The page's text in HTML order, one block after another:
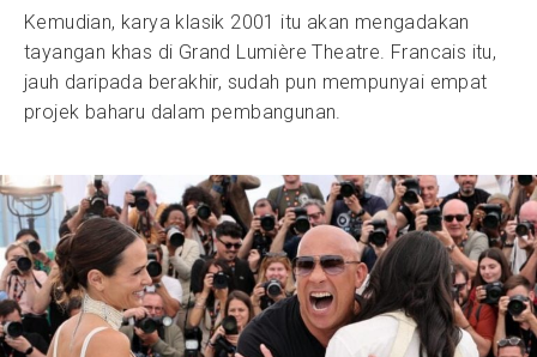
Kemudian, karya klasik 2001 itu akan mengadakan
tayangan khas di Grand Lumière Theatre. Francais itu,
jauh daripada berakhir, sudah pun mempunyai empat
projek baharu dalam pembangunan.